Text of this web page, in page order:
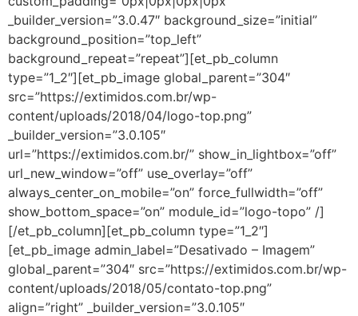
_builder_version=”3.0.47″ background_size=”initial”
background_position=”top_left”
background_repeat=”repeat”][et_pb_column
type=”1_2″][et_pb_image global_parent=”304″
src=”https://extimidos.com.br/wp-
content/uploads/2018/04/logo-top.png”
_builder_version=”3.0.105″
url=”https://extimidos.com.br/” show_in_lightbox=”off”
url_new_window=”off” use_overlay=”off”
always_center_on_mobile=”on” force_fullwidth=”off”
show_bottom_space=”on” module_id=”logo-topo” /]
[/et_pb_column][et_pb_column type=”1_2″]
[et_pb_image admin_label=”Desativado – Imagem”
global_parent=”304″ src=”https://extimidos.com.br/wp-
content/uploads/2018/05/contato-top.png”
align=”right” _builder_version=”3.0.105″